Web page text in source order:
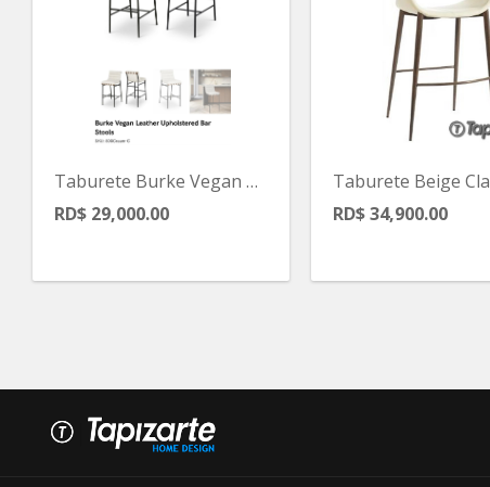
Taburete Burke Vegan En Leather Crema
RD$ 29,000.00
RD$ 34,900.00